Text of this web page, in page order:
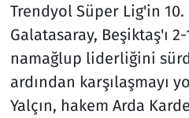
Trendyol Süper Lig'in 10.
Galatasaray, Beşiktaş'ı
namağlup liderliğini
ardından karşılaşmayı
Yalçın, hakem Arda
Televizyon